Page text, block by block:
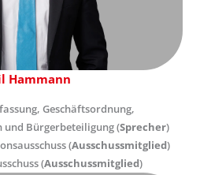
Hammann
Geschäftsordnung,
und Bürgerbeteiligung (Sprecher)
(Ausschussmitglied)
(Ausschussmitglied)